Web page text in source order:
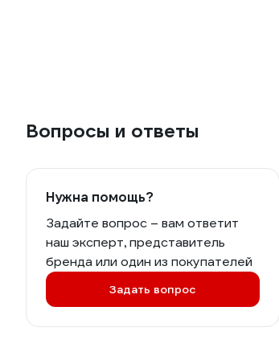
Вопросы и ответы
Нужна помощь?
Задайте вопрос – вам ответит
наш эксперт, представитель
бренда или один из покупателей
Задать вопрос